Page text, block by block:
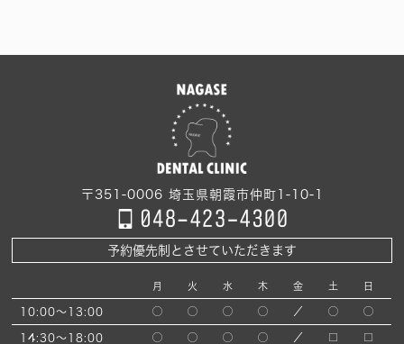
〒351-0006 埼玉県朝霞市仲町1-10-1
予約優先制とさせていただきます
月 火 水 木 金 土 日
10:00～13:00 ◯ ◯ ◯ ◯ ／ ◯ ◯
14:30～18:00 ◯ ◯ ◯ ◯ ／ □ □